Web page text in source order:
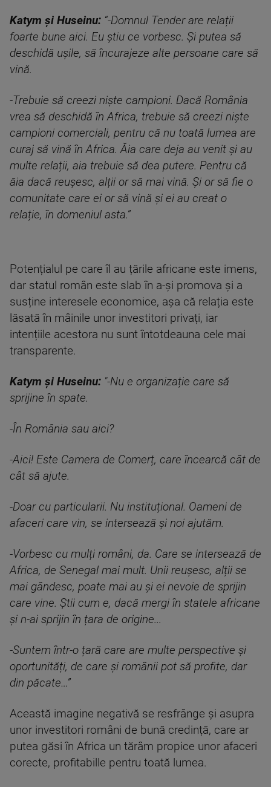
Katym și Huseinu: “-Domnul Tender are relații
foarte bune aici. Eu știu ce vorbesc. Și putea să
deschidă ușile, să încurajeze alte persoane care să
vină.
-Trebuie să creezi niște campioni. Dacă România
vrea să deschidă în Africa, trebuie să creezi niște
campioni comerciali, pentru că nu toată lumea are
curaj să vină în Africa. Ăia care deja au venit și au
multe relații, aia trebuie să dea putere. Pentru că
ăia dacă reușesc, alții or să mai vină. Și or să fie o
comunitate care ei or să vină și ei au creat o
relație, în domeniul asta.”
Potențialul pe care îl au țările africane este imens,
dar statul român este slab în a-și promova și a
susține interesele economice, așa că relația este
lăsată în mâinile unor investitori privați, iar
intențiile acestora nu sunt întotdeauna cele mai
transparente.
Katym și Huseinu: "-Nu e organizație care să
sprijine în spate.
-În România sau aici?
-Aici! Este Camera de Comerț, care încearcă cât de
cât să ajute.
-Doar cu particularii. Nu instituțional. Oameni de
afaceri care vin, se intersează și noi ajutăm.
-Vorbesc cu mulți români, da. Care se intersează de
Africa, de Senegal mai mult. Unii reușesc, alții se
mai gândesc, poate mai au și ei nevoie de sprijin
care vine. Știi cum e, dacă mergi în statele africane
și n-ai sprijin în țara de origine...
-Suntem într-o țară care are multe perspective și
oportunități, de care și românii pot să profite, dar
din păcate…”
Această imagine negativă se resfrânge și asupra
unor investitori români de bună credință, care ar
putea găsi în Africa un tărâm propice unor afaceri
corecte, profitabille pentru toată lumea.